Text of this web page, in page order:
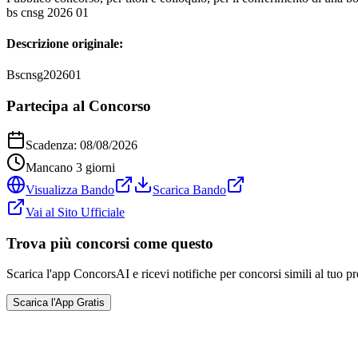
bs cnsg 2026 01
Descrizione originale:
Bscnsg202601
Partecipa al Concorso
Scadenza: 08/08/2026
Mancano 3 giorni
Visualizza Bando
Scarica Bando
Vai al Sito Ufficiale
Trova più concorsi come questo
Scarica l'app ConcorsAI e ricevi notifiche per concorsi simili al tuo
Scarica l'App Gratis